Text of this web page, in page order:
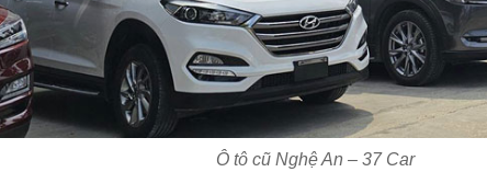
Ô tô cũ Nghệ An – 37 Car